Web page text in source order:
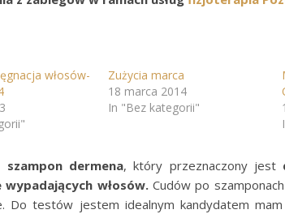
włosów-
Zużycia marca
18 marca 2014
In "Bez kategorii"
szampon dermena, który przeznaczony jest
wypadających włosów. Cudów po
Do testów jestem idealnym kandydatem